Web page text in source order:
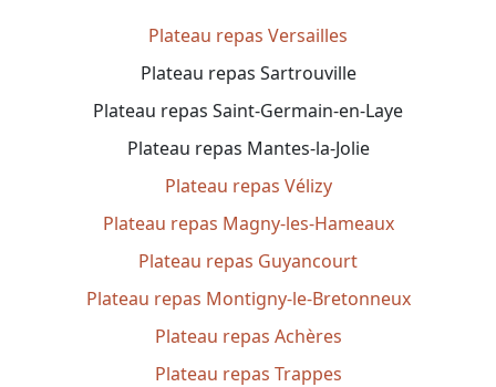
Plateau repas Versailles
Plateau repas Sartrouville
Plateau repas Saint-Germain-en-Laye
Plateau repas Mantes-la-Jolie
Plateau repas Vélizy
Plateau repas Magny-les-Hameaux
Plateau repas Guyancourt
Plateau repas Montigny-le-Bretonneux
Plateau repas Achères
Plateau repas Trappes